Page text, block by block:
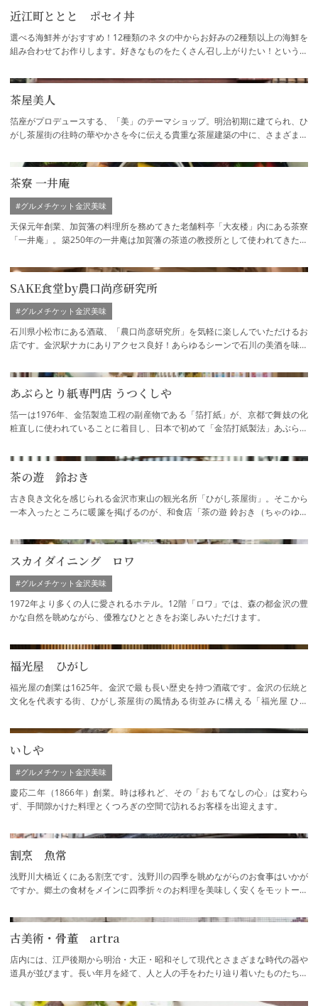
近江町ととと ポセイ丼
選べる海鮮丼がおすすめ！12種類のネタの中からお好みの2種類以上の海鮮を
組み合わせてお作りします。好きなものをたくさん召し上がりたい！という方
茶屋美人
箔座がプロデュースする、「美」のテーマショップ。明治初期に建てられ、ひ
がし茶屋街の往時の華やかさを今に伝える貴重な茶屋建築の中に、さまざまな
茶寮 一井庵
天保元年創業、加賀藩の料理所を務めてきた老舗料亭「大友楼」内にある茶寮
「一井庵」。築250年の一井庵は加賀藩の茶道の教授所として使われてきたお
#グルメチケット金沢美味
SAKE食堂by農口尚彦研究所
石川県小松市にある酒蔵、「農口尚彦研究所」を気軽に楽しんでいただけるお
店です。金沢駅ナカにありアクセス良好！あらゆるシーンで石川の美酒を味わ
#グルメチケット金沢美味
あぶらとり紙専門店 うつくしや
箔一は1976年、金箔製造工程の副産物である「箔打紙」が、京都で舞妓の化
粧直しに使われていることに着目し、日本で初めて「金箔打紙製法」あぶらと
茶の遊 鈴おき
古き良き文化を感じられる金沢市東山の観光名所「ひがし茶屋街」。そこから
一本入ったところに暖簾を掲げるのが、和食店「茶の遊 鈴おき（ちゃのゆう
スカイダイニング ロワ
1972年より多くの人に愛されるホテル。12階「ロワ」では、森の都金沢の豊
かな自然を眺めながら、優雅なひとときをお楽しみいただけます。
#グルメチケット金沢美味
福光屋 ひがし
福光屋の創業は1625年。金沢で最も長い歴史を持つ酒蔵です。金沢の伝統と
文化を代表する街、ひがし茶屋街の風情ある街並みに構える「福光屋 ひが
いしや
慶応二年（1866年）創業。時は移れど、その「おもてなしの心」は変わら
ず、手間隙かけた料理とくつろぎの空間で訪れるお客様を出迎えます。
#グルメチケット金沢美味
割烹 魚常
浅野川大橋近くにある割烹です。浅野川の四季を眺めながらのお食事はいかが
ですか。郷土の食材をメインに四季折々のお料理を美味しく安くをモットーに
古美術・骨董 artra
店内には、江戸後期から明治・大正・昭和そして現代とさまざまな時代の器や
道具が並びます。長い年月を経て、人と人の手をわたり辿り着いたものたちと